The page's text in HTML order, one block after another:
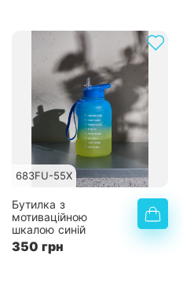
683FU-55X
Бутилка з
мотиваційною
шкалою синій
350 грн